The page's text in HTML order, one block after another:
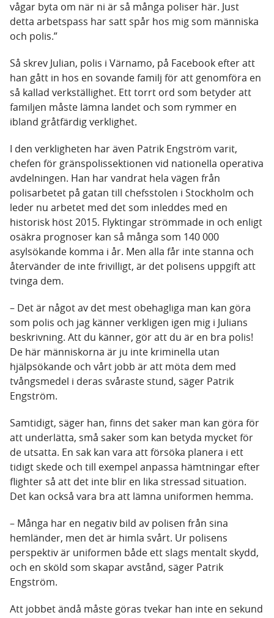
vågar byta om när ni är så många poliser här. Just
detta arbetspass har satt spår hos mig som människa
och polis.”
Så skrev Julian, polis i Värnamo, på Facebook efter att
han gått in hos en sovande familj för att genomföra en
så kallad verkställighet. Ett torrt ord som betyder att
familjen måste lämna landet och som rymmer en
ibland gråtfärdig verklighet.
I den verkligheten har även Patrik Engström varit,
chefen för gränspolissektionen vid nationella operativa
avdelningen. Han har vandrat hela vägen från
polisarbetet på gatan till chefsstolen i Stockholm och
leder nu arbetet med det som inleddes med en
historisk höst 2015. Flyktingar strömmade in och enligt
osäkra prognoser kan så många som 140 000
asylsökande komma i år. Men alla får inte stanna och
återvänder de inte frivilligt, är det polisens uppgift att
tvinga dem.
– Det är något av det mest obehagliga man kan göra
som polis och jag känner verkligen igen mig i Julians
beskrivning. Att du känner, gör att du är en bra polis!
De här människorna är ju inte kriminella utan
hjälpsökande och vårt jobb är att möta dem med
tvångsmedel i deras svåraste stund, säger Patrik
Engström.
Samtidigt, säger han, finns det saker man kan göra för
att underlätta, små saker som kan betyda mycket för
de utsatta. En sak kan vara att försöka planera i ett
tidigt skede och till exempel anpassa hämtningar efter
flighter så att det inte blir en lika stressad situation.
Det kan också vara bra att lämna uniformen hemma.
– Många har en negativ bild av polisen från sina
hemländer, men det är himla svårt. Ur polisens
perspektiv är uniformen både ett slags mentalt skydd,
och en sköld som skapar avstånd, säger Patrik
Engström.
Att jobbet ändå måste göras tvekar han inte en sekund